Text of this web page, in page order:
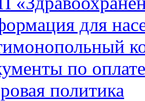
для
по
политика